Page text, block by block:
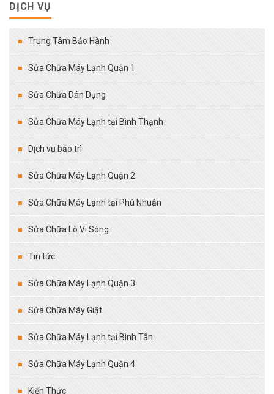
DỊCH VỤ
Trung Tâm Bảo Hành
Sửa Chữa Máy Lạnh Quận 1
Sửa Chữa Dân Dụng
Sửa Chữa Máy Lạnh tại Bình Thạnh
Dịch vụ bảo trì
Sửa Chữa Máy Lạnh Quận 2
Sửa Chữa Máy Lạnh tại Phú Nhuận
Sửa Chữa Lò Vi Sóng
Tin tức
Sửa Chữa Máy Lạnh Quận 3
Sửa Chữa Máy Giặt
Sửa Chữa Máy Lạnh tại Bình Tân
Sửa Chữa Máy Lạnh Quận 4
Kiến Thức